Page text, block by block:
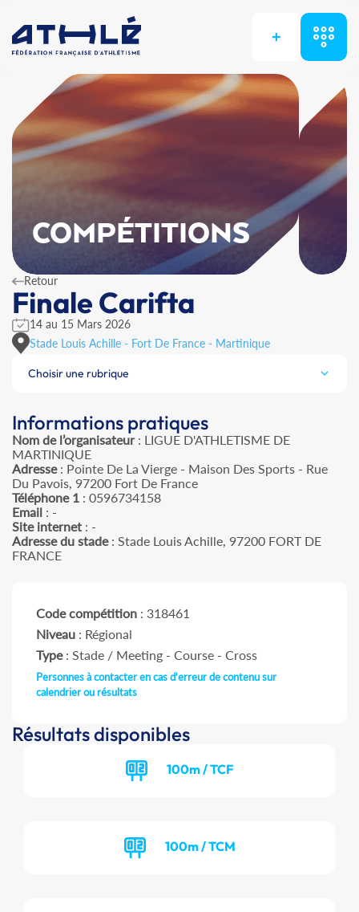
+
COMPÉTITIONS
Retour
Finale Carifta
14 au 15 Mars 2026
Stade Louis Achille - Fort De France - Martinique
Choisir une rubrique
Informations pratiques
Nom de l’organisateur: LIGUE D'ATHLETISME DE
MARTINIQUE
Adresse: Pointe De La Vierge - Maison Des Sports - Rue
Du Pavois, 97200 Fort De France
Téléphone 1 : 0596734158
Email : -
Site internet : -
Adresse du stade: Stade Louis Achille, 97200 FORT DE
FRANCE
Code compétition : 318461
Niveau : Régional
Type: Stade / Meeting - Course - Cross
Personnes à contacter en cas d'erreur de contenu sur
calendrier ou résultats
Résultats disponibles
100m / TCF
100m / TCM